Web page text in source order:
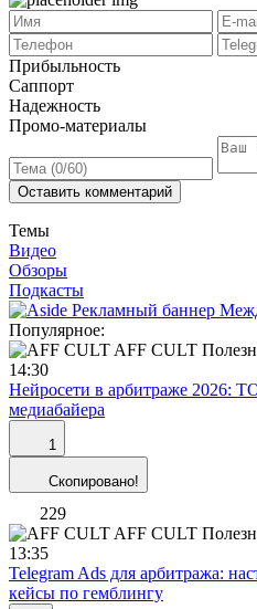
Прибыльность
Саппорт
Надежность
Промо-материалы
Оставить комментарий
Темы
Видео
Обзоры
Подкасты
Популярное:
AFF CULT
14:30
Нейросети в арбитраже 2026:
медиабайера
1
Скопировано!
229
AFF CULT
13:35
Telegram Ads для арбитража:
кейсы по гемблингу